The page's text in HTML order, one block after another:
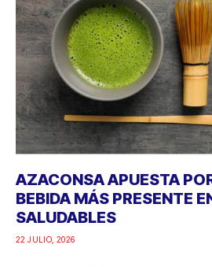
AZACONSA APUESTA
BEBIDA MÁS PRESENTE
SALUDABLES
22 JULIO, 2026